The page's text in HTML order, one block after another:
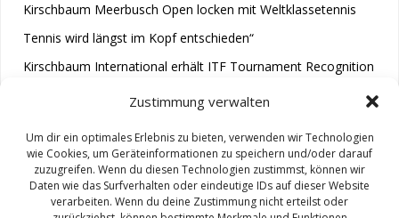
Zustimmung verwalten
Um dir ein optimales Erlebnis zu bieten, verwenden wir Technologien
wie Cookies, um Geräteinformationen zu speichern und/oder darauf
zuzugreifen. Wenn du diesen Technologien zustimmst, können wir
Daten wie das Surfverhalten oder eindeutige IDs auf dieser Website
verarbeiten. Wenn du deine Zustimmung nicht erteilst oder
Kirschbaum Meerbusch Open locken mit Weltklassetennis
Tennis wird längst im Kopf entschieden“
Kirschbaum International erhält ITF Tournament Recognition